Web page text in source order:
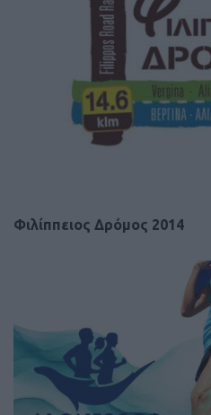
Φιλίππειος Δρόμος 2014